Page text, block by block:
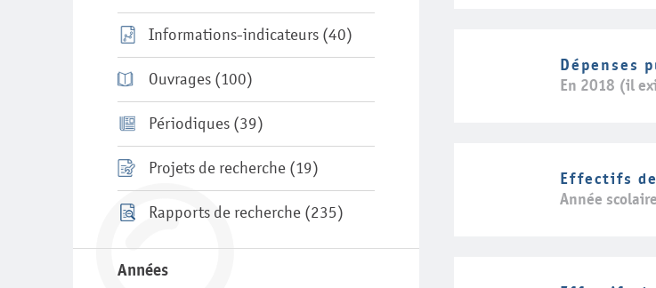
Informations-indicateurs (40)
Ouvrages (100)
Périodiques (39)
Projets de recherche (19)
Rapports de recherche (235)
Années
Dépenses
En 2018 (il
Effectifs
Année